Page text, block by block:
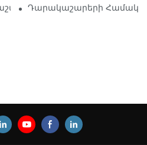
Մատակարարներ. Ինչ
Դարակաշարերի